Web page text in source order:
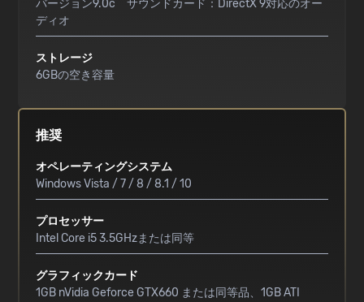
バージョン9.0c サウンドカード：DirectX 9対応のオー
ディオ
ストレージ
6GBの空き容量
推奨
オペレーティングシステム
Windows Vista / 7 / 8 / 8.1 / 10
プロセッサー
Intel Core i5 3.5GHzまたは同等
グラフィックカード
1GB nVidia Geforce GTX660 または同等品、1GB ATI